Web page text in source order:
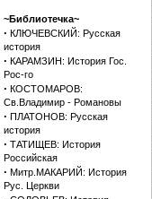
~Библиотечка~
· КЛЮЧЕВСКИЙ: Русская
история
· КАРАМЗИН: История Гос.
Рос-го
· КОСТОМАРОВ:
Св.Владимир - Романовы
· ПЛАТОНОВ: Русская
история
· ТАТИЩЕВ: История
Российская
· Митр.МАКАРИЙ: История
Рус. Церкви